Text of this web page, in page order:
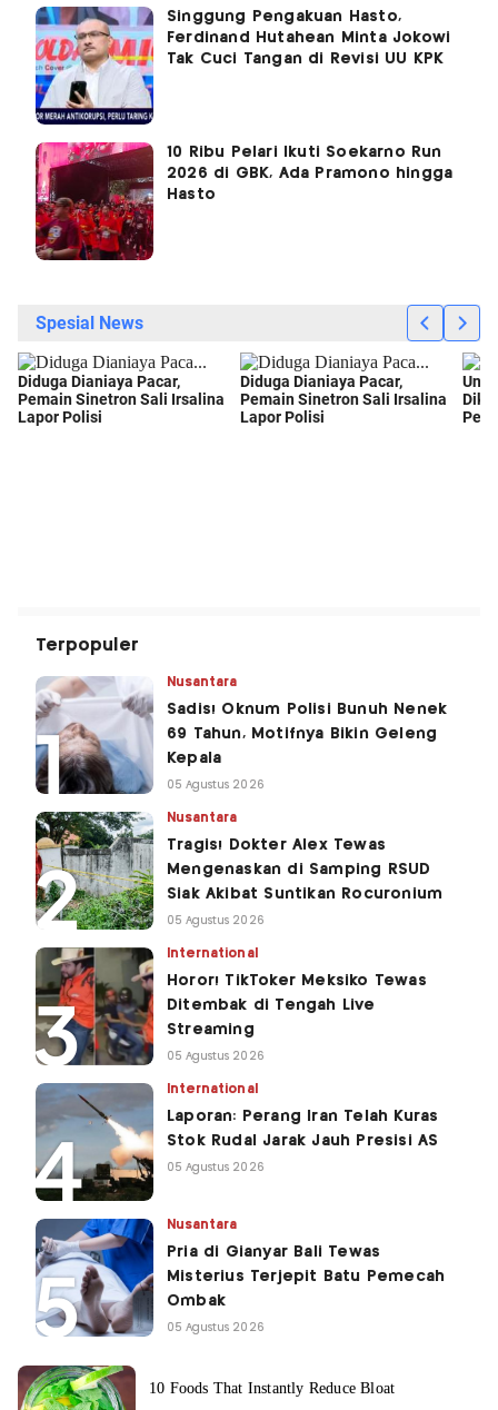
Singgung Pengakuan Hasto,
Ferdinand Hutahean Minta Jokowi
Tak Cuci Tangan di Revisi UU KPK
10 Ribu Pelari Ikuti Soekarno Run
2026 di GBK, Ada Pramono hingga
Hasto
Terpopuler
Nusantara
Sadis! Oknum Polisi Bunuh Nenek
69 Tahun, Motifnya Bikin Geleng
Kepala
05 Agustus 2026
Nusantara
Tragis! Dokter Alex Tewas
Mengenaskan di Samping RSUD
Siak Akibat Suntikan Rocuronium
05 Agustus 2026
International
Horor! TikToker Meksiko Tewas
Ditembak di Tengah Live
Streaming
05 Agustus 2026
International
Laporan: Perang Iran Telah Kuras
Stok Rudal Jarak Jauh Presisi AS
05 Agustus 2026
Nusantara
Pria di Gianyar Bali Tewas
Misterius Terjepit Batu Pemecah
Ombak
05 Agustus 2026